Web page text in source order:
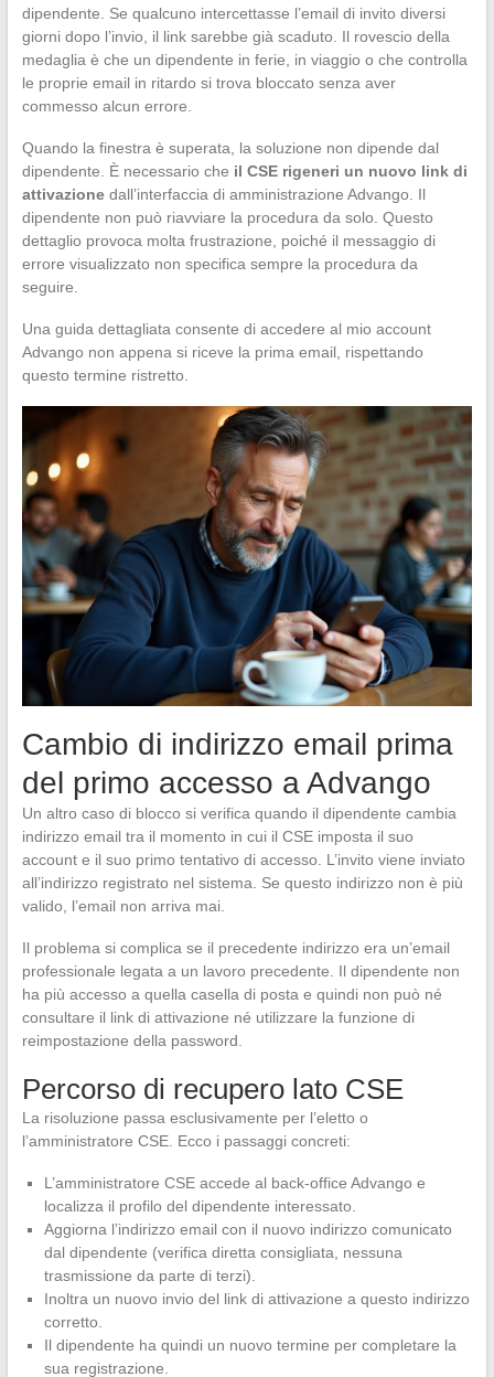
dipendente. Se qualcuno intercettasse l’email di invito diversi
giorni dopo l’invio, il link sarebbe già scaduto. Il rovescio della
medaglia è che un dipendente in ferie, in viaggio o che controlla
le proprie email in ritardo si trova bloccato senza aver
commesso alcun errore.
Quando la finestra è superata, la soluzione non dipende dal
dipendente. È necessario che il CSE rigeneri un nuovo link di
attivazionedall’interfaccia di amministrazione Advango. Il
dipendente non può riavviare la procedura da solo. Questo
dettaglio provoca molta frustrazione, poiché il messaggio di
errore visualizzato non specifica sempre la procedura da
seguire.
Una guida dettagliata consente di accedere al mio account
Advango non appena si riceve la prima email, rispettando
questo termine ristretto.
Cambio di indirizzo email prima
del primo accesso a Advango
Un altro caso di blocco si verifica quando il dipendente cambia
indirizzo email tra il momento in cui il CSE imposta il suo
account e il suo primo tentativo di accesso. L’invito viene inviato
all’indirizzo registrato nel sistema. Se questo indirizzo non è più
valido, l’email non arriva mai.
Il problema si complica se il precedente indirizzo era un’email
professionale legata a un lavoro precedente. Il dipendente non
ha più accesso a quella casella di posta e quindi non può né
consultare il link di attivazione né utilizzare la funzione di
reimpostazione della password.
Percorso di recupero lato CSE
La risoluzione passa esclusivamente per l’eletto o
l’amministratore CSE. Ecco i passaggi concreti:
L’amministratore CSE accede al back-office Advango e
localizza il profilo del dipendente interessato.
Aggiorna l’indirizzo email con il nuovo indirizzo comunicato
dal dipendente (verifica diretta consigliata, nessuna
trasmissione da parte di terzi).
Inoltra un nuovo invio del link di attivazione a questo indirizzo
corretto.
Il dipendente ha quindi un nuovo termine per completare la
sua registrazione.